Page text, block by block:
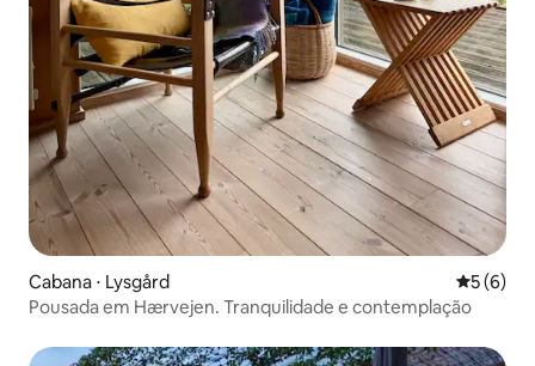
Cabana ⋅ Lysgård 5 de
5 (6)
Pousada em Hærvejen. Tranquilidade e contemplação